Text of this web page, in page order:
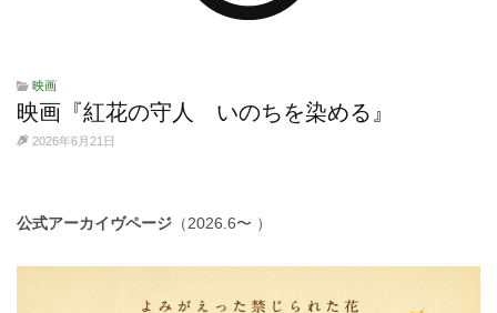
映画
映画『紅花の守人 いのちを染める』
2026年6月21日
公式アーカイヴページ （2026.6〜 ）